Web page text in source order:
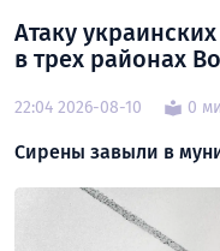
Атаку
в трех районах
22:04 2026-08-10 0
Сирены завыли в